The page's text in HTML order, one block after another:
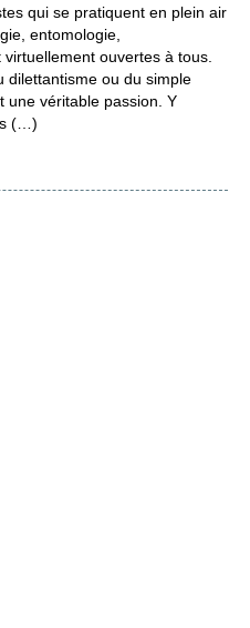
qui se pratiquent en plein air
entomologie,
ouvertes à tous.
dilettantisme ou du simple
une véritable passion. Y
(…)